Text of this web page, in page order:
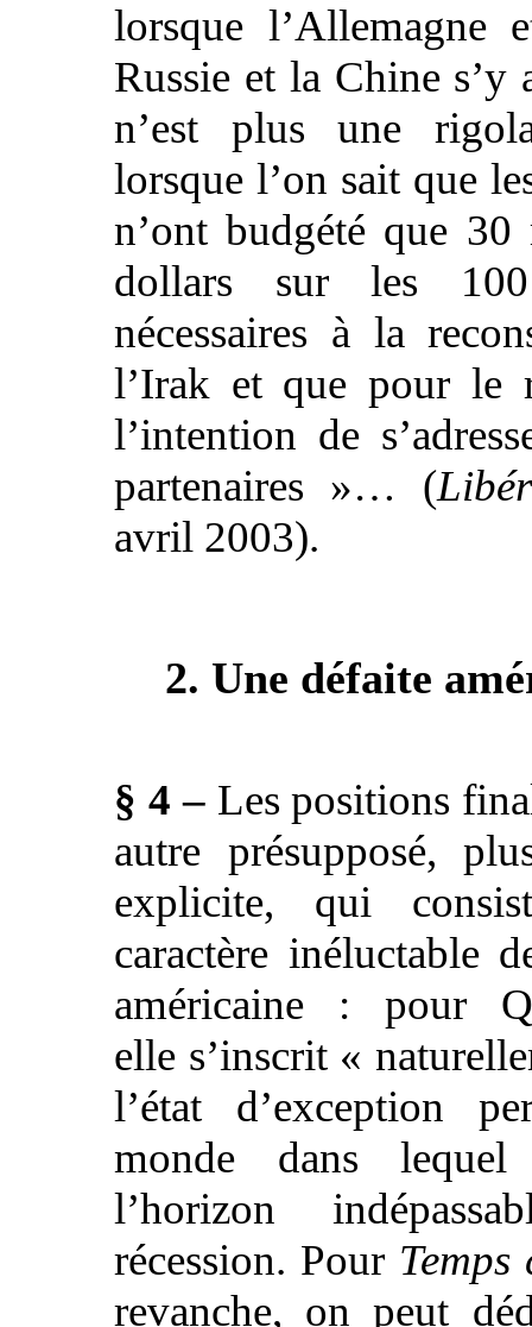
lorsque l’Allemagne
Russie et la Chine s’y
n’est plus une
lorsque l’on sait que
n’ont budgété que
dollars sur les
nécessaires à la
l’Irak et que pour le
l’intention de
partenaires »… (
avril 2003).
2. Une défaite
§ 4 –Les positions
autre présupposé,
explicite, qui
caractère inéluctable
américaine : pour
elle s’inscrit «
l’état d’exception
monde dans
l’horizon
récession. Pour
revanche, on peut